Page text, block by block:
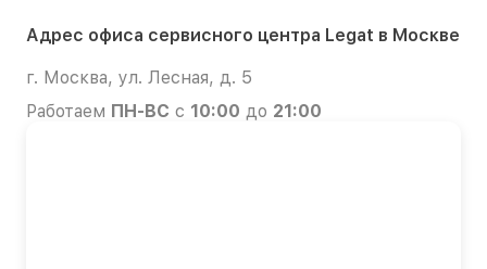
Адрес офиса сервисного центра Legat в Москве
г. Москва, ул. Лесная, д. 5
Работаем ПН-ВС с 10:00 до 21:00